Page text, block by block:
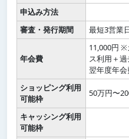
申込み方法
審査・発行期間
最短3営業
年会費
11,000円
ス利用＋
翌年度年会
ショッピング利用
可能枠
50万円〜
キャッシング利用
可能枠